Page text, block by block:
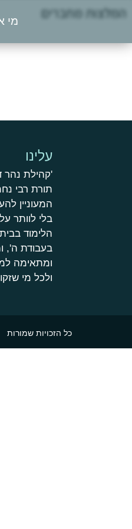
מי המלצות מחברים
עלינו
'קהילת נהר
תורת רבי
המעוניין
בלי לוותר על
הלימוד
בעבודת ה',
ומתאימה
ולכל מי
כל הזכויות שמורות